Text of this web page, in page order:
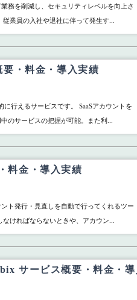
務を削減し、セキュリティレベルを向上さ
業員の入社や退社に伴って発生す...
・料金・導入実績
に行えるサービスです。 SaaSアカウントを
のサービスの把握が可能。また利...
料金・導入実績
ント発行・見直しを自動で行ってくれるツー
ければならないときや、アカウン...
サービス概要・料金・導